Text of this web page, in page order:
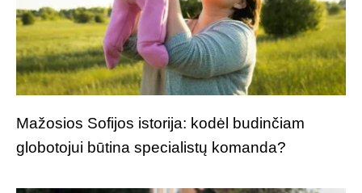
Mažosios Sofijos istorija: kodėl budinčiam
globotojui būtina specialistų komanda?